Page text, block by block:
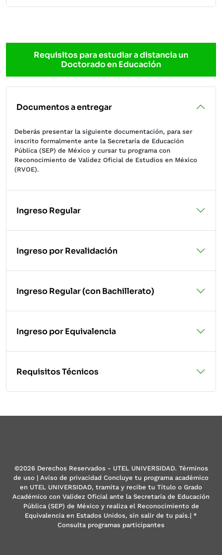
Requisitos para estudiar a distancia un
Doctorado en Educación
Documentos a entregar
Deberás presentar la siguiente documentación, para ser
inscrito formalmente ante la Secretaría de Educación
Pública (SEP) de México y cursar tu programa con
Reconocimiento de Validez Oficial de Estudios en México
(RVOE).
Ingreso Regular
Ingreso por Revalidación
Ingreso Regular (con Bachillerato)
Ingreso por Equivalencia
Requisitos Técnicos
©2026 Derechos Reservados - UTEL UNIVERSIDAD. Términos
de uso | Aviso de privacidad Concluye tu programa académico
en UTEL UNIVERSIDAD, tramita y recibe tu Título o Grado
Académico con Validez Oficial ante la Secretaría de Educación
Pública (SEP) de México y realiza el Reconocimiento de
Equivalencia en Estados Unidos, sin salir de tu país.| *
Consulta programas participantes